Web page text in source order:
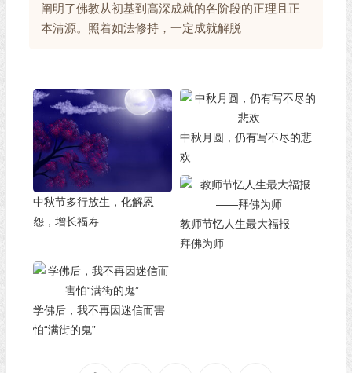
阐明了佛教从初基到高深成就的各阶段的正理且正
本清源。照着如法修持，一定成就解脱
中秋节多行放生，化解恩
怨，增长福寿
中秋月圆，仍有写不尽的悲
欢
教师节忆人生最大福报——
拜佛为师
学佛后，我不再因迷信而害
怕“满街的鬼”